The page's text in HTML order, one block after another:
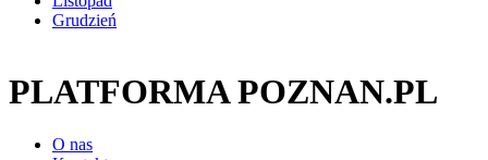
Grudzień
PLATFORMA POZNAN.PL
O nas